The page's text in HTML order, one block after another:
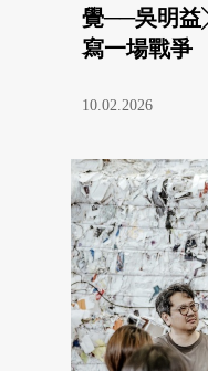
覺──吳明益
寫一場戰爭
10.02.2026